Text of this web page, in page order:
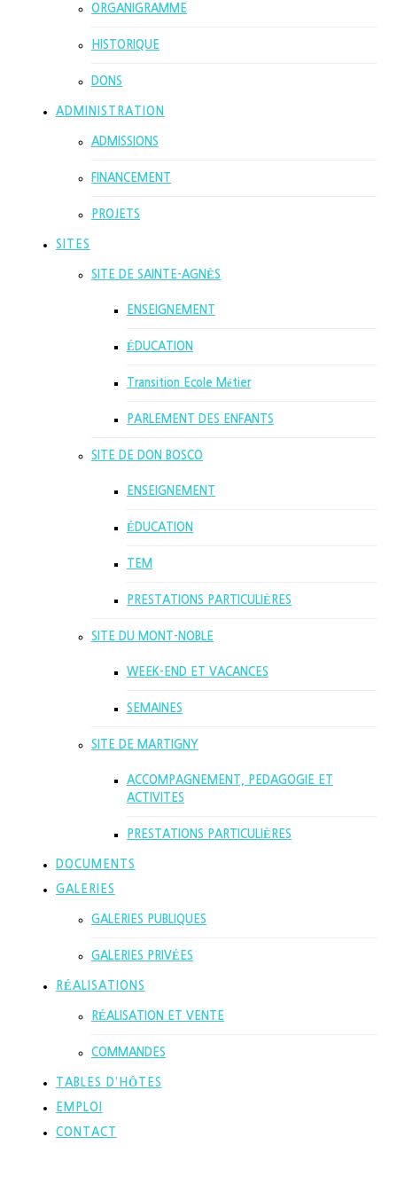
ORGANIGRAMME
HISTORIQUE
DONS
ADMINISTRATION
ADMISSIONS
FINANCEMENT
PROJETS
SITES
SITE DE SAINTE-AGNÈS
ENSEIGNEMENT
ÉDUCATION
Transition Ecole Métier
PARLEMENT DES ENFANTS
SITE DE DON BOSCO
ENSEIGNEMENT
ÉDUCATION
TEM
PRESTATIONS PARTICULIÈRES
SITE DU MONT-NOBLE
WEEK-END ET VACANCES
SEMAINES
SITE DE MARTIGNY
ACCOMPAGNEMENT, PEDAGOGIE ET
ACTIVITES
PRESTATIONS PARTICULIÈRES
DOCUMENTS
GALERIES
GALERIES PUBLIQUES
GALERIES PRIVÉES
RÉALISATIONS
RÉALISATION ET VENTE
COMMANDES
TABLES D’HÔTES
EMPLOI
CONTACT